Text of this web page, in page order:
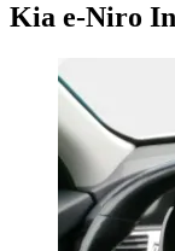
Kia e-Niro